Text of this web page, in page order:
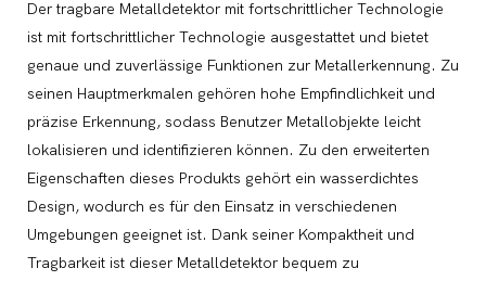
Der tragbare Metalldetektor mit fortschrittlicher Technologie
ist mit fortschrittlicher Technologie ausgestattet und bietet
genaue und zuverlässige Funktionen zur Metallerkennung. Zu
seinen Hauptmerkmalen gehören hohe Empfindlichkeit und
präzise Erkennung, sodass Benutzer Metallobjekte leicht
lokalisieren und identifizieren können. Zu den erweiterten
Eigenschaften dieses Produkts gehört ein wasserdichtes
Design, wodurch es für den Einsatz in verschiedenen
Umgebungen geeignet ist. Dank seiner Kompaktheit und
Tragbarkeit ist dieser Metalldetektor bequem zu